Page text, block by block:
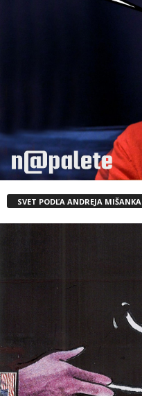
SVET PODĽA ANDREJA MIŠANKA